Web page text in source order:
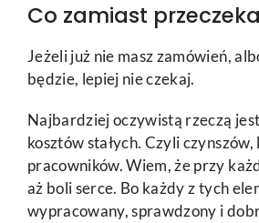
Co zamiast
Jeżeli już nie masz zamówień,
będzie, lepiej nie czekaj.
Najbardziej oczywistą rzeczą
kosztów stałych. Czyli czynszów,
pracowników. Wiem, że przy
aż boli serce. Bo każdy z tych
wypracowany, sprawdzony i